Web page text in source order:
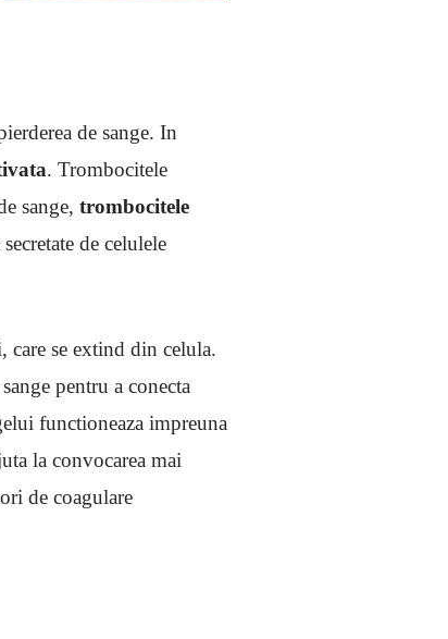
de sange. In
. Trombocitele
sange, trombocitele
de celulele
se extind din celula.
pentru a conecta
functioneaza impreuna
la convocarea mai
de coagulare